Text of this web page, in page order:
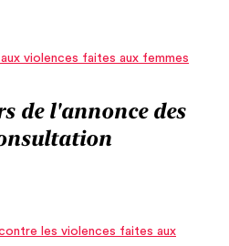
violences faites aux femmes
de l'annonce des
les violences faites aux